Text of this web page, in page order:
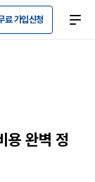
료 가입신청
용 완벽 정